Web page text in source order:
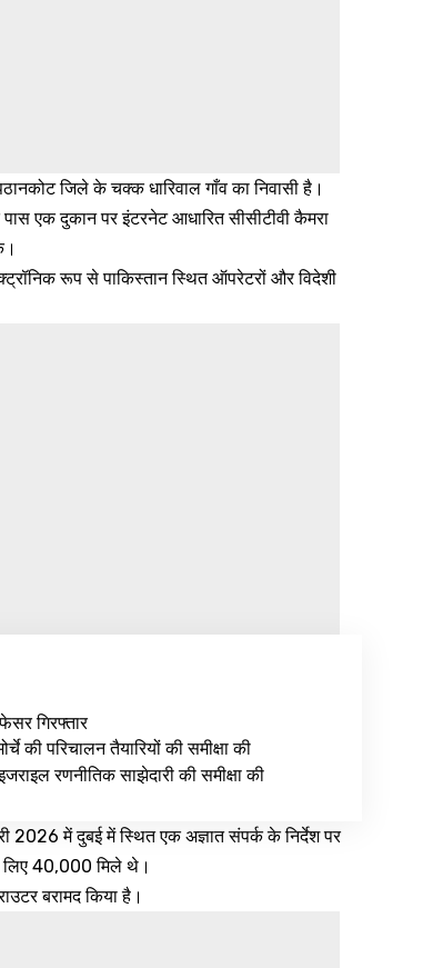
जिले के चक्क धारिवाल गाँव का निवासी है।
एक दुकान पर इंटरनेट आधारित सीसीटीवी कैमरा
रूप से पाकिस्तान स्थित ऑपरेटरों और विदेशी
गिरफ्तार
की परिचालन तैयारियों की समीक्षा की
रणनीतिक साझेदारी की समीक्षा की
2026 में दुबई में स्थित एक अज्ञात संपर्क के निर्देश पर
₹40,000 मिले थे।
बरामद किया है।